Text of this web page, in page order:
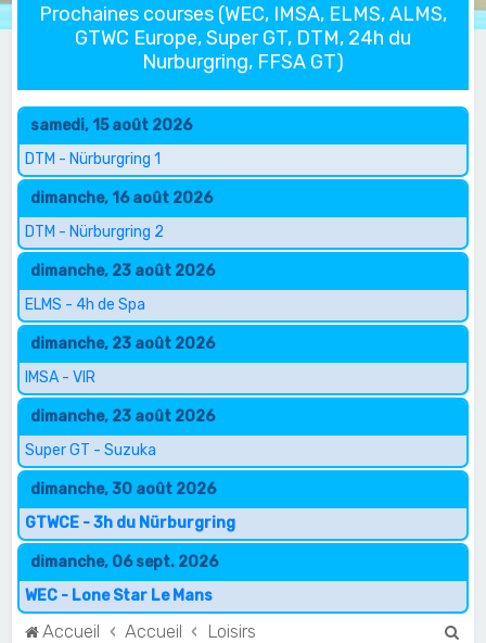
Prochaines courses (WEC, IMSA, ELMS, ALMS,
GTWC Europe, Super GT, DTM, 24h du
Nurburgring, FFSA GT)
samedi, 15 août 2026
DTM - Nürburgring 1
dimanche, 16 août 2026
DTM - Nürburgring 2
dimanche, 23 août 2026
ELMS - 4h de Spa
dimanche, 23 août 2026
IMSA - VIR
dimanche, 23 août 2026
Super GT - Suzuka
dimanche, 30 août 2026
GTWCE - 3h du Nürburgring
dimanche, 06 sept. 2026
WEC - Lone Star Le Mans
Accueil Accueil Loisirs